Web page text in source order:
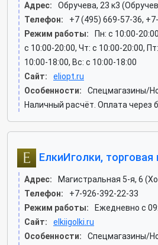
Адрес:
Обручева, 23 к3
Телефон:
+7 (495) 669-57-36,
Режим работы:
Пн: c 10:00-
c 10:00-20:00, Чт: c 10:00-20:00,
10:00-18:00, Вс: c 10:00-18:00
Сайт:
eliopt.ru
Особенности:
Спецмагазины/
Наличный расчёт. Оплата через
ЕлкиИголки, торговая
Адрес:
Магистральная 5-я, 6
Телефон:
+7-926-392-22-33
Режим работы:
Ежедневно с
Сайт:
elkiigolki.ru
Особенности:
Спецмагазины/